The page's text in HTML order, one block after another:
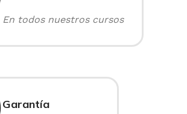
En todos nuestros cursos
Garantía